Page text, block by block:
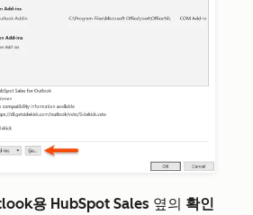
용 HubSpot Sales 옆의 확인